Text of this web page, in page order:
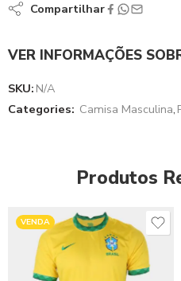
Compartilhar
VER INFORMAÇÕES
SKU: N/A
Categories: Camisa Masculina,
Produtos
VENDA